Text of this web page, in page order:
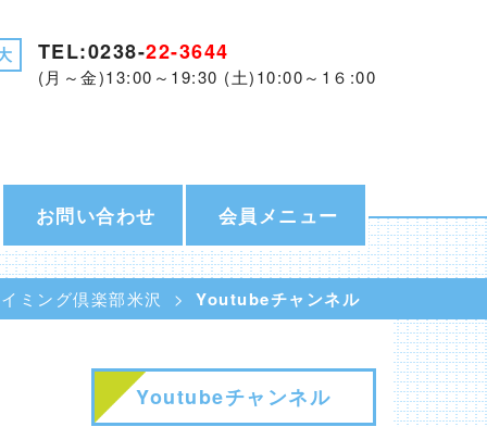
TEL:0238-22-3644
(月～金)13:00～19:30 (土)10:00～1６:00
お問い合わせ 会員メニュー
ミング倶楽部米沢 Youtubeチャンネル
Youtubeチャンネル